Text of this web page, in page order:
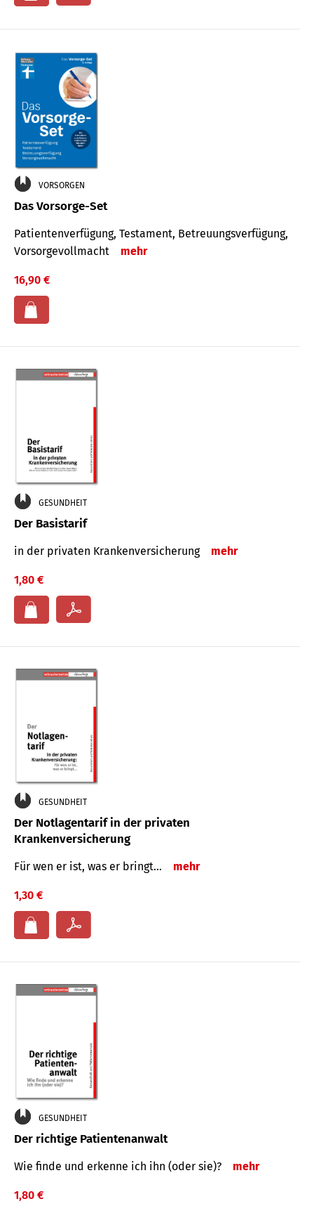
VORSORGEN
Das Vorsorge-Set
Patienten­ver­fügung, Testa­ment, Be­treuungs­verfü­gung,
Vor­sorge­voll­macht
mehr
16,90 €
GESUNDHEIT
Der Basistarif
in der privaten Kran­ken­ver­siche­rung mehr
1,80 €
GESUNDHEIT
Der Notlagentarif in der privaten
Krankenversicherung
Für wen er ist, was er bringt… mehr
1,30 €
GESUNDHEIT
Der richtige Patientenanwalt
Wie finde und erkenne ich ihn (oder sie)? mehr
1,80 €